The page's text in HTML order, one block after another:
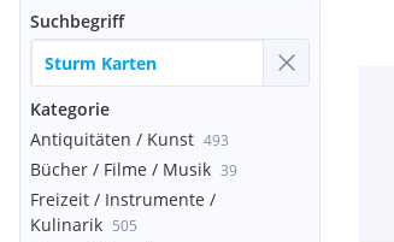
Suchbegriff
Kategorie
Antiquitäten / Kunst 493
Bücher / Filme / Musik 39
Freizeit / Instrumente /
Kulinarik 505